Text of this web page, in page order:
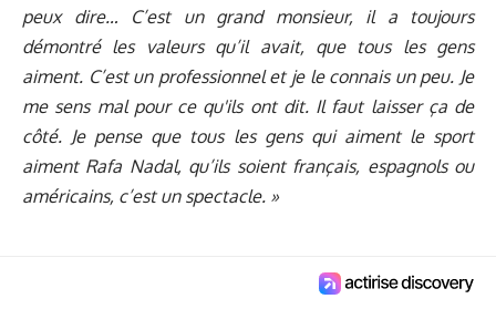
peux dire… C’est un grand monsieur, il a toujours
démontré les valeurs qu’il avait, que tous les gens
aiment. C’est un professionnel et je le connais un peu. Je
me sens mal pour ce qu'ils ont dit. Il faut laisser ça de
côté. Je pense que tous les gens qui aiment le sport
aiment Rafa Nadal, qu’ils soient français, espagnols ou
américains, c’est un spectacle. »